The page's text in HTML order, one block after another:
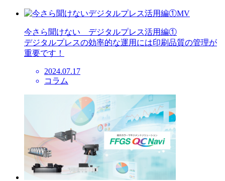
今さら聞けない デジタルプレス活用編①
デジタルプレスの効率的な運用には印刷品質の管理が
重要です！
2024.07.17
コラム